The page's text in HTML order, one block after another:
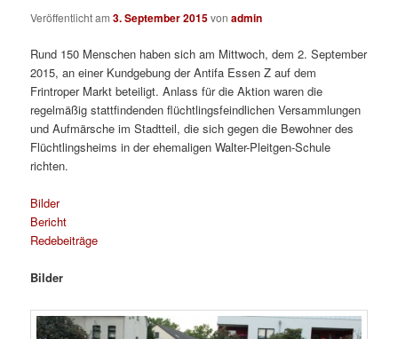
Veröffentlicht am3. September 2015vonadmin
Rund 150 Menschen haben sich am Mittwoch, dem 2. September
2015, an einer Kundgebung der Antifa Essen Z auf dem
Frintroper Markt beteiligt. Anlass für die Aktion waren die
regelmäßig stattfindenden flüchtlingsfeindlichen Versammlungen
und Aufmärsche im Stadtteil, die sich gegen die Bewohner des
Flüchtlingsheims in der ehemaligen Walter-Pleitgen-Schule
richten.
Bilder
Bericht
Redebeiträge
Bilder